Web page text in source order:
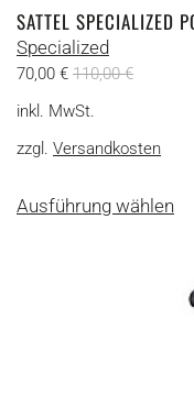
SATTEL SPECIALIZED
Specialized
70,00 € 110,00€
inkl. MwSt.
zzgl. Versandkosten
Ausführung wählen